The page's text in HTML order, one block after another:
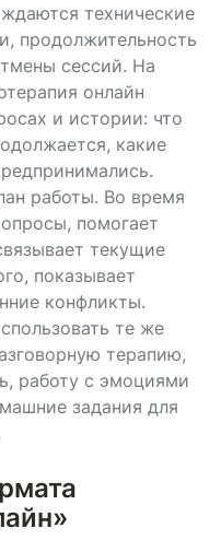
технические
продолжительность
сессий. На
онлайн
и истории: что
какие
работы. Во время
помогает
текущие
показывает
конфликты.
те же
терапию,
работу с эмоциями
задания для